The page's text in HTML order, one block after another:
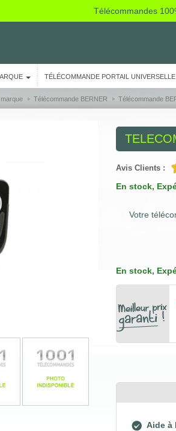
Télécommandes
TÉLÉCOMMANDE PORTAIL UNIVERSELLE
Télécommande BERNER Télécommande
Avis Clients :
En stock,
Votre
En stock,
Aide à